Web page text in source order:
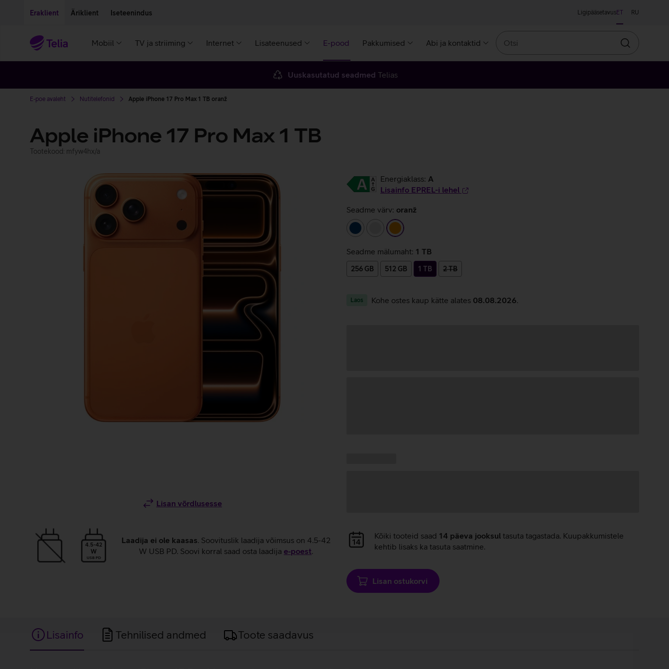
Eraklient Äriklient Iseteenindus LigipääsetavusET RU
Mobiil TV ja striiming Internet Lisateenused E-pood Pakkumised Abi ja kontaktid
Otsin
Uuskasutatud seadmed Telias
E-poe avaleht Nutitelefonid Apple iPhone 17 Pro Max 1 TB oranž
Apple iPhone 17 Pro Max 1 TB
Tootekood: mfyw4hx/a
Lisan võrdlusesse
4.5-42
W
USB PD
Laadija ei ole kaasas. Soovituslik laadija võimsus on 4.5-42
W USB PD. Soovi korral saad osta laadija e‑poest.
Energiaklass: A
Lisainfo EPREL-i lehel
Seadme värv: oranž
tumesininehõbedane
oranž
Seadme mälumaht: 1 TB
256 GB 512 GB 1 TB 2 TB
Laos Kohe ostes kaup kätte alates 08.08.2026
Andmete
laadimine
Kõiki tooteid saad 14 päeva jooksul tasuta tagastada. Kuupakkumistele
kehtib lisaks ka tasuta saatmine.
Lisan ostukorvi
Lisainfo Tehnilised andmed Toote saadavus